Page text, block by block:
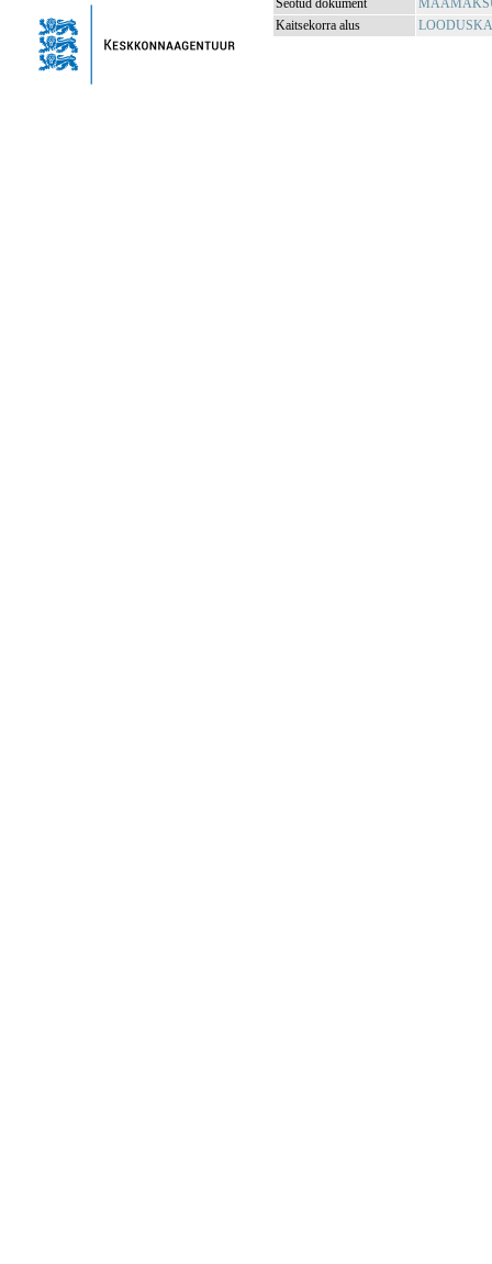
Seotud dokument
Kaitsekorra alus